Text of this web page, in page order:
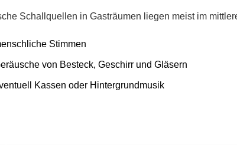
Schallquellen in Gasträumen liegen meist im
Stimmen
von Besteck, Geschirr und Gläsern
Kassen oder Hintergrundmusik